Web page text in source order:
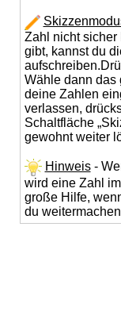
Zahl nicht sicher
gibt, kannst du
Wähle dann das
deine Zahlen
verlassen,
Schaltfläche
gewohnt weiter
Hinweis-
wird eine Zahl
große Hilfe,
du